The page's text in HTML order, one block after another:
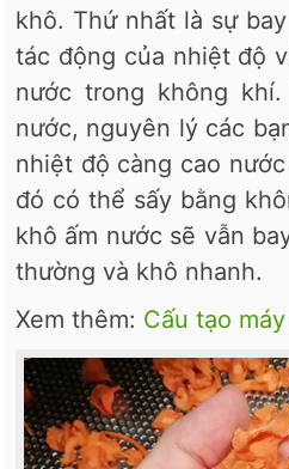
khô. Thứ nhất là sự
tác động của nhiệt độ
nước trong không
nước, nguyên lý các
nhiệt độ càng cao
đó có thể sấy bằng
khô ấm nước sẽ vẫn
thường và khô nhanh.
Xem thêm: Cấu tạo